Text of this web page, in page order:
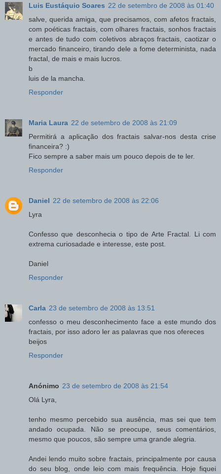
Luis Eustáquio Soares 22 de setembro de 2008 às 01:40
salve, querida amiga, que precisamos, com afetos fractais,
com poéticas fractais, com olhares fractais, sonhos fractais
e antes de tudo com coletivos abraços fractais, caotizar o
mercado financeiro, tirando dele a fome determinista, nada
fractal, de mais e mais lucros.
b
luis de la mancha.
Responder
Maria Laura 22 de setembro de 2008 às 21:09
Permitirá a aplicação dos fractais salvar-nos desta crise
financeira? :)
Fico sempre a saber mais um pouco depois de te ler.
Responder
Daniel 22 de setembro de 2008 às 22:06
Lyra
Confesso que desconhecia o tipo de Arte Fractal. Li com
extrema curiosadade e interesse, este post.
Daniel
Responder
Carla 23 de setembro de 2008 às 13:51
confesso o meu desconhecimento face a este mundo dos
fractais, por isso adoro ler as palavras que nos ofereces
beijos
Responder
Anónimo 23 de setembro de 2008 às 21:54
Olá Lyra,
tenho mesmo percebido sua ausência, mas sei que tem
andado ocupada. Não se preocupe, seus comentários,
mesmo que poucos, são sempre uma grande alegria.
Andei lendo muito sobre fractais, principalmente por causa
do seu blog, onde leio com mais frequência. Hoje fiquei